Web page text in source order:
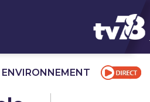
ENVIRONNEMENT